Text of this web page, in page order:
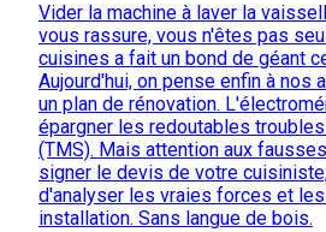
Vider la machine à laver la
vous rassure, vous n'êtes pas
cuisines a fait un bond de géant
Aujourd'hui, on pense enfin à nos
un plan de rénovation.
épargner les redoutables
(TMS). Mais attention aux
signer le devis de votre
d'analyser les vraies forces et
installation. Sans langue de bois.